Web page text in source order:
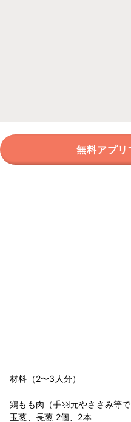
無料アプリ
材料（2〜3人分）
鶏もも肉（手羽元やささみ等
玉葱、長葱 2個、2本